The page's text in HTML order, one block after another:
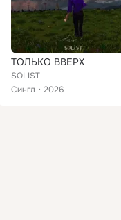
ТОЛЬКО ВВЕРХ
SOLIST
Сингл
2026